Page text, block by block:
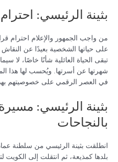
بثينة الرئيسي:
من واجب الجمهور والإعلام احترام
على حياتها الشخصية بعيدًا عن
تبقى الحياة العائلية شأنًا خاصًا، لا
شهرتها عن أسرتها. ويُحسب لها هذا
في العصر الرقمي على خصوصيتهم
بثينة الرئيسي:
بالنجاحات
انطلقت بثينة الرئيسي من سلطنة
بلدها كمذيعة، ثم انتقلت إلى الكويت